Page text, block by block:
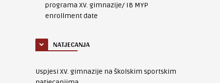
programa XV. gimnazije/ IB MYP
enrollment date
NATJECANJA
Uspjesi XV. gimnazije na školskim sportskim